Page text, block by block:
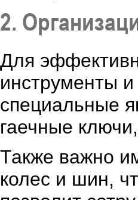
2.
Для
инструменты
специальные
гаечные
Также важно
колес и шин,